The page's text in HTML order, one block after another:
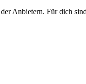
Anbietern. Für dich